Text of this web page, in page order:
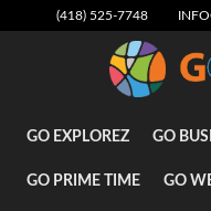
(418) 525-7748
GO EXPLOREZ GO
GO PRIME TIME GO